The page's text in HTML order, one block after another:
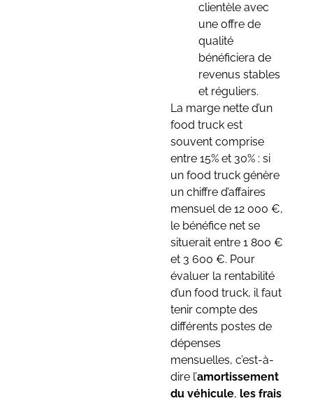
clientèle avec
une offre de
qualité
bénéficiera de
revenus stables
et réguliers.
La marge nette d’un
food truck est
souvent comprise
entre 15% et 30% : si
un food truck génère
un chiffre d’affaires
mensuel de 12 000 €,
le bénéfice net se
situerait entre 1 800 €
et 3 600 €. Pour
évaluer la rentabilité
d’un food truck, il faut
tenir compte des
différents postes de
dépenses
mensuelles, c’est-à-
dire l’amortissement
du véhicule, les frais